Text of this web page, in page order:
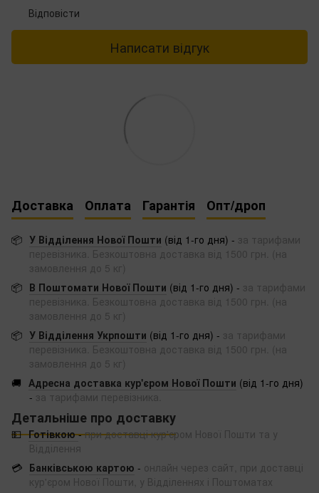
Відповісти
Написати відгук
Доставка Оплата Гарантія Опт/дроп
📦 У Відділення Нової Пошти (від 1-го дня) - за тарифами
перевізника. Безкоштовна доставка від 1500 грн. (на
замовлення до 5 кг)
📦 В Поштомати Нової Пошти (від 1-го дня) - за тарифами
перевізника. Безкоштовна доставка від 1500 грн. (на
замовлення до 5 кг)
📦 У Відділення Укрпошти (від 1-го дня) - за тарифами
перевізника. Безкоштовна доставка від 1500 грн. (на
замовлення до 5 кг)
🚚 Адресна доставка кур'єром Нової Пошти (від 1-го дня)
- за тарифами перевізника.
Детальніше про доставку
💵 Готівкою -при доставці кур'єром Нової Пошти та у
Відділення
💳 Банківською картою - онлайн через сайт, при доставці
кур'єром Нової Пошти, у Відділеннях і Поштоматах